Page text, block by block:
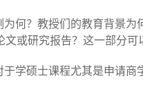
何？教授们的教育背景
或研究报告？这一部分可
学硕士课程尤其是申请